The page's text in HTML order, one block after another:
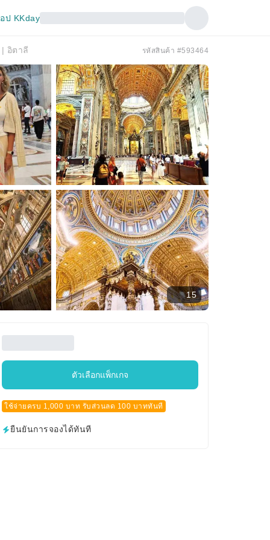
ป KKday
อิตาลี รหัสสินค้า #593464
15
ตัวเลือกแพ็กเกจ
ใช้จ่ายครบ 1,000 บาท รับส่วนลด 100 บาททันที
ยืนยันการจองได้ทันที